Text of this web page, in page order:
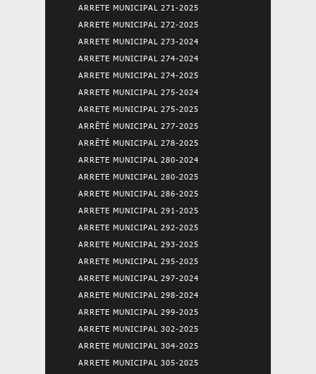
ARRETE MUNICIPAL 271-2025
ARRETE MUNICIPAL 272-2025
ARRETE MUNICIPAL 273-2024
ARRETE MUNICIPAL 274-2024
ARRETE MUNICIPAL 274-2025
ARRETE MUNICIPAL 275-2024
ARRETE MUNICIPAL 275-2025
ARRÊTÉ MUNICIPAL 277-2025
ARRÊTÉ MUNICIPAL 278-2025
ARRETE MUNICIPAL 280-2024
ARRETE MUNICIPAL 280-2025
ARRETE MUNICIPAL 286-2025
ARRETE MUNICIPAL 291-2025
ARRETE MUNICIPAL 292-2025
ARRETE MUNICIPAL 293-2025
ARRETE MUNICIPAL 295-2025
ARRETE MUNICIPAL 297-2024
ARRETE MUNICIPAL 298-2024
ARRETE MUNICIPAL 299-2025
ARRETE MUNICIPAL 302-2025
ARRETE MUNICIPAL 304-2025
ARRETE MUNICIPAL 305-2025